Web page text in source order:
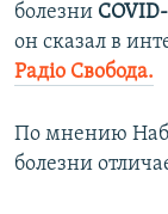
болезни
он сказал в
Радіо Свобода.
По мнению
болезни